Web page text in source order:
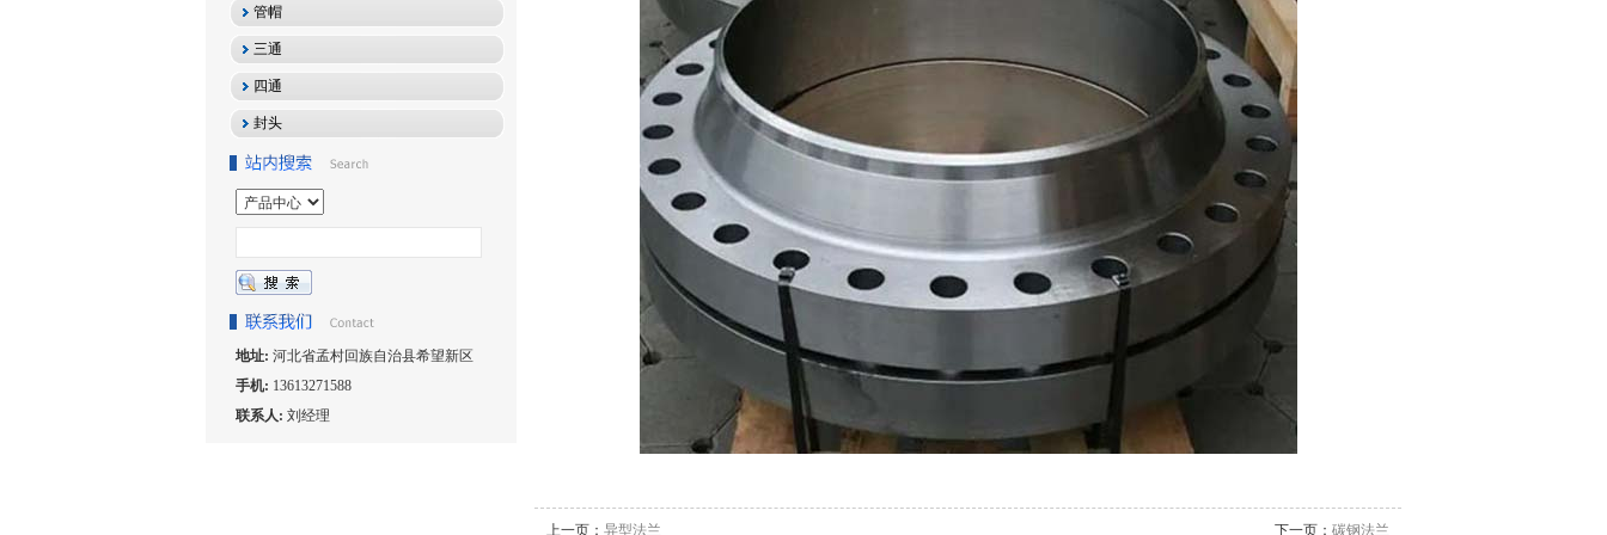
管帽
三通
四通
封头
地址: 河北省孟村回族自治县希望新区
手机: 13613271588
联系人: 刘经理
上一页： 异型法兰 下一页： 碳钢法兰